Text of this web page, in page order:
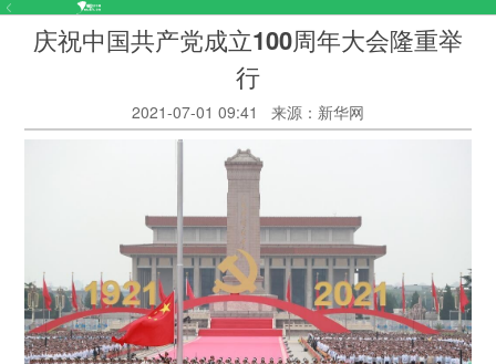
庆祝中国共产党成立100周年大会隆重举
行
2021-07-01 09:41 来源：新华网